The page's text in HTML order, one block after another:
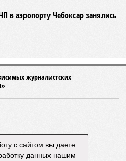
в аэропорту Чебоксар занялись
журналистских
с сайтом вы даете
данных нашим